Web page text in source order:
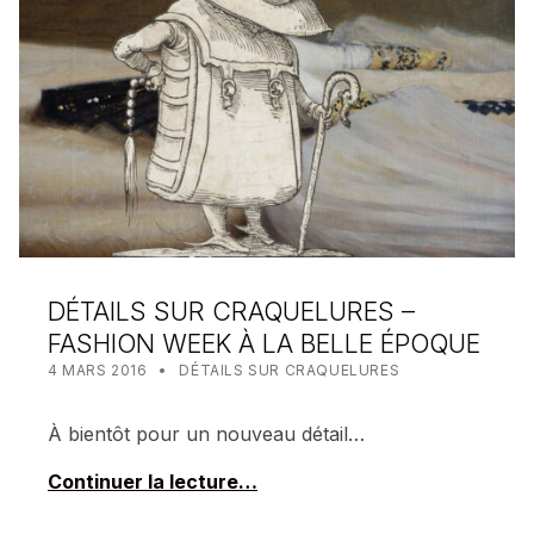
DÉTAILS SUR CRAQUELURES –
FASHION WEEK À LA BELLE ÉPOQUE
POSTED ON:
4 MARS 2016 WRITTEN BY:
MEALIN
CATEGORIZED IN:
DÉTAILS SUR CRAQUELURES
À bientôt pour un nouveau détail…
Continuer la lecture…